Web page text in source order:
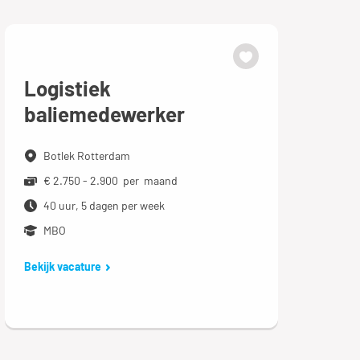
Logistiek
baliemedewerker
Botlek Rotterdam
€ 2.750 - 2.900 per maand
40 uur, 5 dagen per week
MBO
Bekijk vacature